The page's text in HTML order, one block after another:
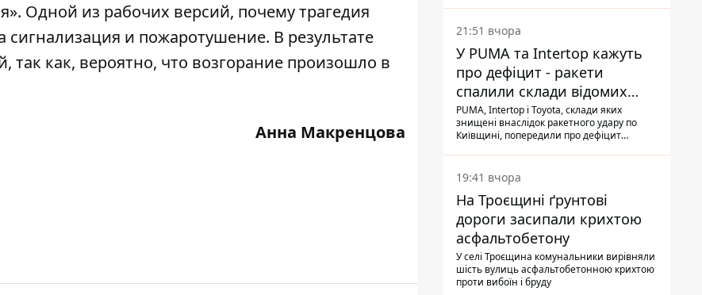
Одной из рабочих версий, почему трагедия
сигнализация и пожаротушение. В результате
, так как, вероятно, что возгорание произошло в
Анна Макренцова
21:51 вчора
У PUMA та Intertop кажуть
про дефіцит - ракети
спалили склади відомих
брендів
PUMA, Intertop і Toyota, склади яких
знищені внаслідок ракетного удару по
Київщині, попередили про дефіцит
19:41 вчора
На Троєщині ґрунтові
дороги засипали крихтою
асфальтобетону
У селі Троєщина комунальники вирівняли
шість вулиць асфальтобетонною крихтою
проти вибоїн і бруду